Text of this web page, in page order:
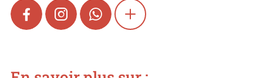
FACEBOOKINSTAGRAMWHATSAPPSHOW MORE